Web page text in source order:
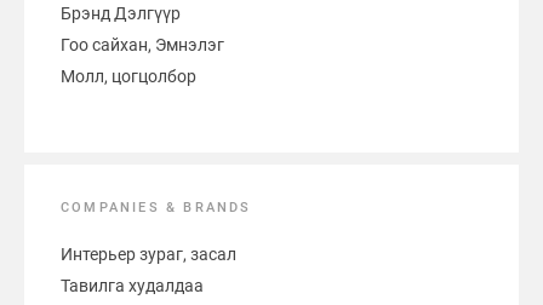
Брэнд Дэлгүүр
Гоо сайхан, Эмнэлэг
Молл, цогцолбор
COMPANIES & BRANDS
Интерьер зураг, засал
Тавилга худалдаа